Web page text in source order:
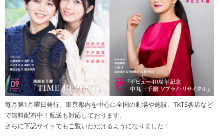
毎月第1月曜日発行。東京都内を中心に全国の劇場や施設、TKTS各店など
で無料配布中！配送も対応しております。
さらに下記サイトでもご覧いただけるようになりました！